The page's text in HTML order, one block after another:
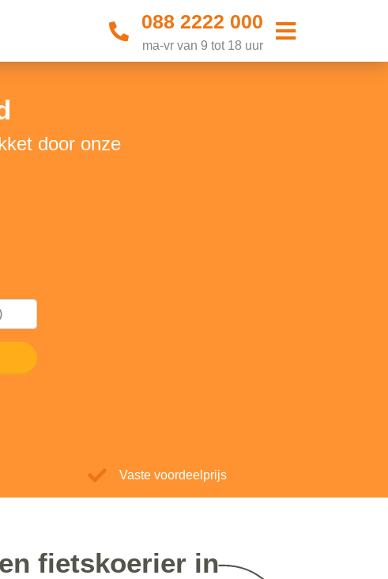
088 2222 000
ma-vr van 9 tot 18 uur
door onze
Vaste voordeelprijs
fietskoerier in